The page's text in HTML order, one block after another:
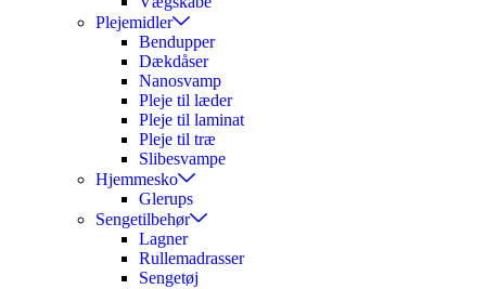
Plejemidler
Bendupper
Dækdåser
Nanosvamp
Pleje til læder
Pleje til laminat
Pleje til træ
Slibesvampe
Hjemmesko
Glerups
Sengetilbehør
Lagner
Rullemadrasser
Sengetøj